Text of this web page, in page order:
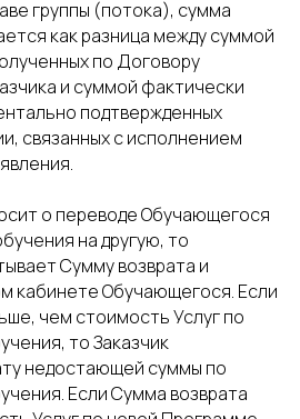
группы (потока), сумма
как разница между суммой
по Договору
и суммой фактически
подтвержденных
связанных с исполнением
о переводе Обучающегося
на другую, то
Сумму возврата и
кабинете Обучающегося. Если
чем стоимость Услуг по
то Заказчик
недостающей суммы по
Если Сумма возврата